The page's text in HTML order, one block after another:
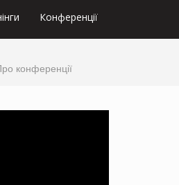
Конференції
конференції